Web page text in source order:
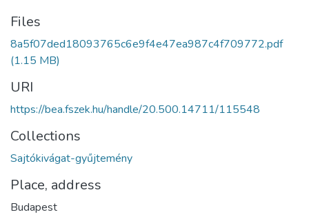
Files
8a5f07ded18093765c6e9f4e47ea987c4f709772.pdf
(1.15 MB)
URI
https://bea.fszek.hu/handle/20.500.14711/115548
Collections
Sajtókivágat-gyűjtemény
Place, address
Budapest